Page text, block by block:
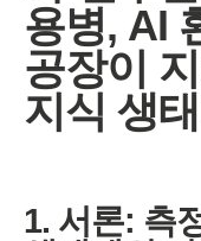
용병, AI
공장이
지식 생
1. 서론: 측